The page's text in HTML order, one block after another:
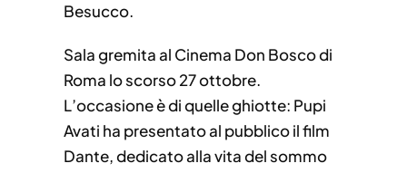
Besucco.
Sala gremita al Cinema Don Bosco di
Roma lo scorso 27 ottobre.
L’occasione è di quelle ghiotte: Pupi
Avati ha presentato al pubblico il film
Dante, dedicato alla vita del sommo